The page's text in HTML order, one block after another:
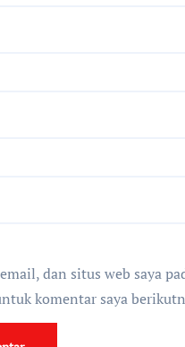
dan situs web saya
komentar saya